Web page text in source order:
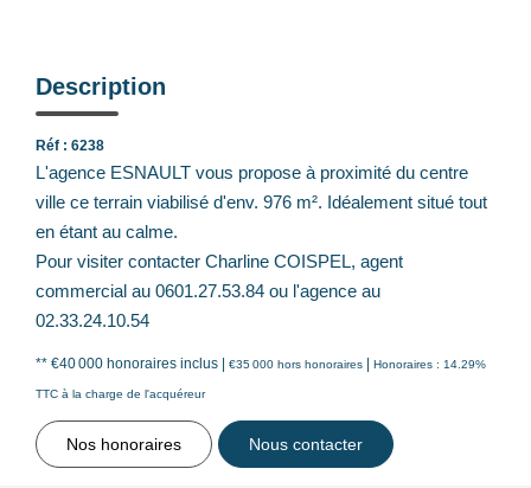
Description
Réf : 6238
L'agence ESNAULT vous propose à proximité du centre
ville ce terrain viabilisé d'env. 976 m². Idéalement situé tout
en étant au calme.
Pour visiter contacter Charline COISPEL, agent
commercial au 0601.27.53.84 ou l'agence au
02.33.24.10.54
** €40 000 honoraires inclus | €35 000 hors honoraires | Honoraires : 14.29%
TTC à la charge de l'acquéreur
Nos honoraires Nous contacter